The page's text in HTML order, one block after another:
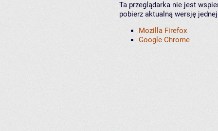
Ta przeglądarka nie jest
pobierz aktualną wersję
Mozilla Firefox
Google Chrome